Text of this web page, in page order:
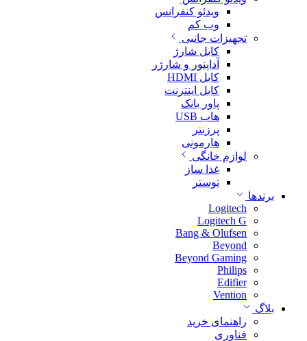
ویدئو کنفرانس
وب کم
تجهیزات جانبی
کابل شارژ
آداپتور و شارژر
کابل HDMI
کابل اینترنت
پاور بانک
هاب USB
پرزنتر
هارمونی
لوازم خانگی
غذا ساز
توستر
برندها
Logitech
Logitech G
Bang & Olufsen
Beyond
Beyond Gaming
Philips
Edifier
Vention
بلاگ
راهنمای خرید
فناوری